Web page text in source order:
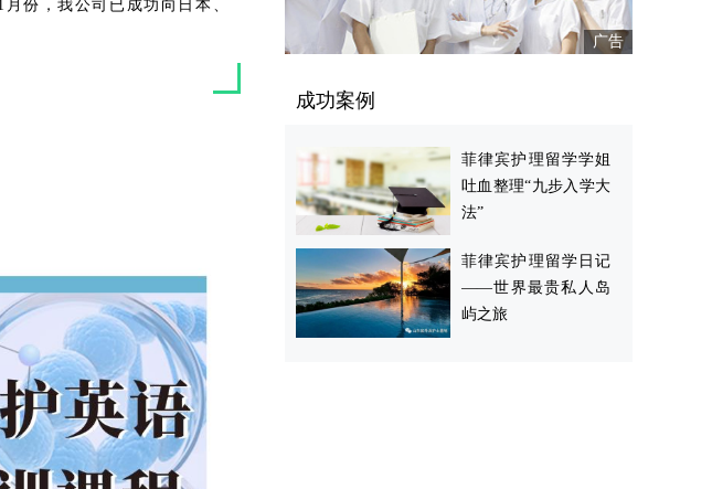
成功案例
菲律宾护理留学学姐
吐血整理“九步入学大
法”
菲律宾护理留学日记
——世界最贵私人岛
屿之旅